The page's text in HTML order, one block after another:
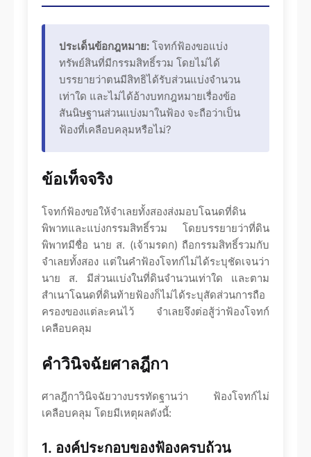
ประเด็นข้อกฎหมาย: โจทก์ฟ้องขอแบ่ง
ทรัพย์สินที่มีกรรมสิทธิ์รวม โดยไม่ได้
บรรยายว่าตนมีสิทธิได้รับส่วนแบ่งจำนวน
เท่าใด และไม่ได้อ้างบทกฎหมายเรื่องข้อ
สันนิษฐานส่วนแบ่งมาในฟ้อง จะถือว่าเป็น
ฟ้องที่เคลือบคลุมหรือไม่?
ข้อเท็จจริง
โจทก์ฟ้องขอให้จำเลยทั้งสองส่งมอบโฉนดที่ดิน
พิพาทและแบ่งกรรมสิทธิ์รวม โดยบรรยายว่าที่ดิน
พิพาทมีชื่อ นาย ส. (เจ้ามรดก) ถือกรรมสิทธิ์รวมกับ
จำเลยทั้งสอง แต่ในคำฟ้องโจทก์ไม่ได้ระบุชัดเจนว่า
นาย ส. มีส่วนแบ่งในที่ดินจำนวนเท่าใด และตาม
สำเนาโฉนดที่ดินท้ายฟ้องก็ไม่ได้ระบุสัดส่วนการถือ
ครองของแต่ละคนไว้ จำเลยจึงต่อสู้ว่าฟ้องโจทก์
เคลือบคลุม
คำวินิจฉัยศาลฎีกา
ศาลฎีกาวินิจฉัยวางบรรทัดฐานว่า ฟ้องโจทก์ไม่
เคลือบคลุม โดยมีเหตุผลดังนี้:
1. องค์ประกอบของฟ้องครบถ้วน